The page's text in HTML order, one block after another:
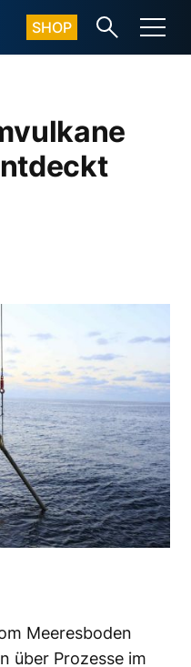
SHOP
Meeresboden
über Prozesse im